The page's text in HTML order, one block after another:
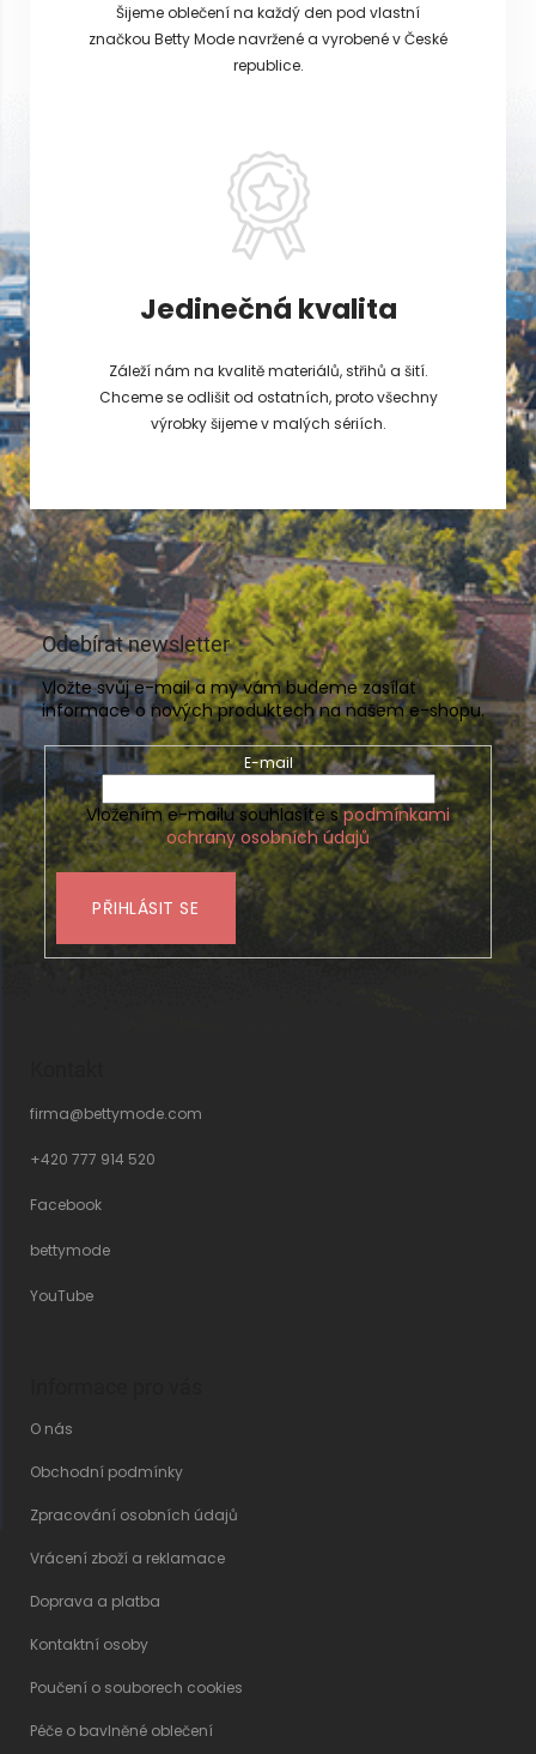
Šijeme oblečení na každý den pod vlastní
značkou Betty Mode navržené a vyrobené v České
republice.
Jedinečná kvalita
Záleží nám na kvalitě materiálů, střihů a šití.
Chceme se odlišit od ostatních, proto všechny
výrobky šijeme v malých sériích.
Odebírat newsletter
Vložte svůj e-mail a my vám budeme zasílat
informace o nových produktech na našem e-shopu.
E-mail
Vložením e-mailu souhlasíte spodmínkami
ochrany osobních údajů
PŘIHLÁSIT SE
firma@bettymode.com
+420 777 914 520
Facebook
bettymode
YouTube
O nás
Obchodní podmínky
Zpracování osobních údajů
Vrácení zboží a reklamace
Doprava a platba
Kontaktní osoby
Poučení o souborech cookies
Péče o bavlněné oblečení